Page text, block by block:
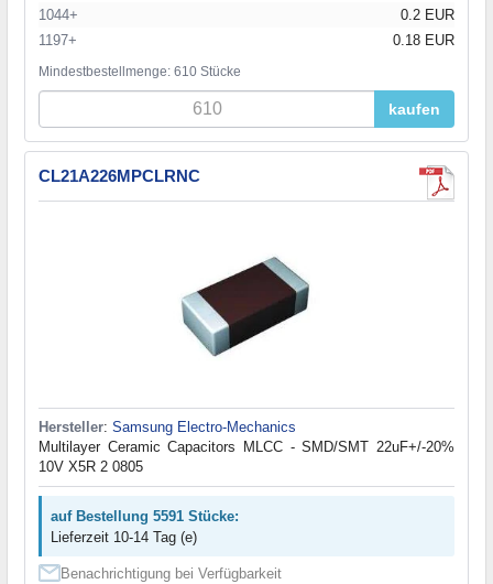
1044+
0.2 EUR
1197+
0.18 EUR
Mindestbestellmenge: 610 Stücke
kaufen
CL21A226MPCLRNC
Hersteller: Samsung Electro-Mechanics
Multilayer Ceramic Capacitors MLCC - SMD/SMT 22uF+/-20%
10V X5R 2 0805
auf Bestellung 5591 Stücke:
Lieferzeit 10-14 Tag (e)
Benachrichtigung bei Verfügbarkeit